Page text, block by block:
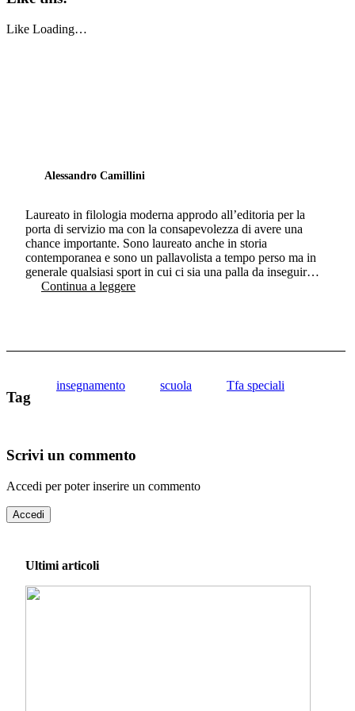
Like Loading…
Alessandro Camillini
Laureato in filologia moderna approdo all’editoria per la
porta di servizio ma con la consapevolezza di avere una
chance importante. Sono laureato anche in storia
contemporanea e sono un pallavolista a tempo perso ma in
generale qualsiasi sport in cui ci sia una palla da inseguir…
Continua a leggere
Tag
insegnamento scuola Tfa speciali
Scrivi un commento
Accedi per poter inserire un commento
Accedi
Ultimi articoli